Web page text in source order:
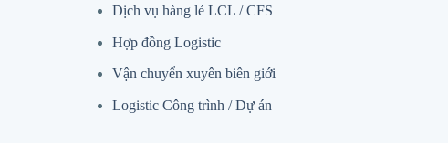
Dịch vụ hàng lẻ LCL / CFS
Hợp đồng Logistic
Vận chuyển xuyên biên giới
Logistic Công trình / Dự án